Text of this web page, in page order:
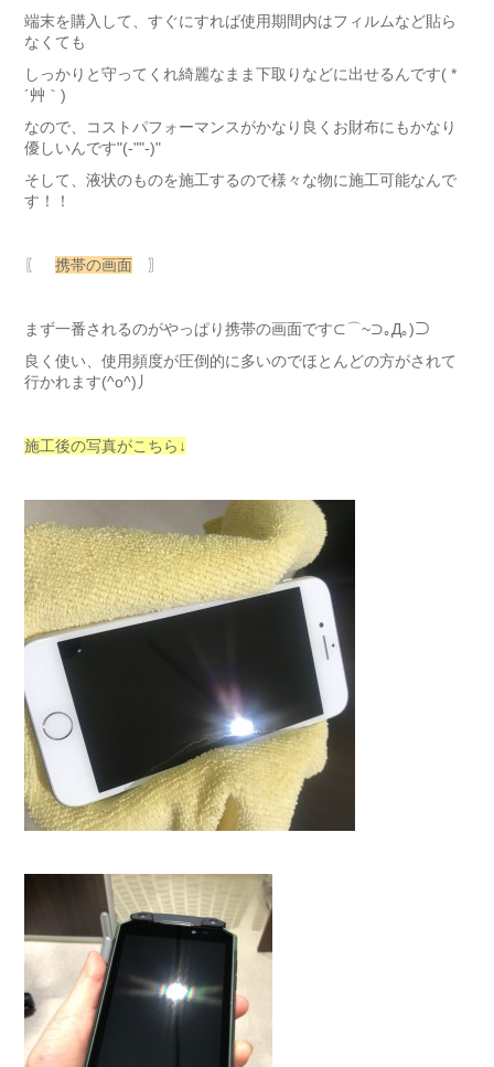
端末を購入して、すぐにすれば使用期間内はフィルムなど貼ら
なくても
しっかりと守ってくれ綺麗なまま下取りなどに出せるんです( *
´艸｀)
なので、コストパフォーマンスがかなり良くお財布にもかなり
優しいんです"(-""-)"
そして、液状のものを施工するので様々な物に施工可能なんで
す！！
〖 携帯の画面〗
まず一番されるのがやっぱり携帯の画面です⊂⌒~⊃｡Д｡)⊃
良く使い、使用頻度が圧倒的に多いのでほとんどの方がされて
行かれます(^o^)丿
施工後の写真がこちら↓